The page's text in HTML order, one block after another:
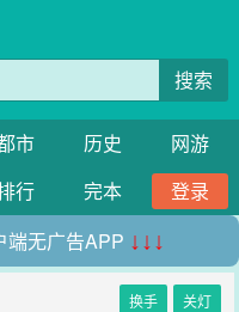
搜索
市 历史
网游
行 完本
登录
端无广告APP ↓↓↓
换手 关灯